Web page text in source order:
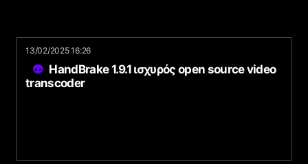
13/02/2025 16:26
HandBrake 1.9.1 ισχυρός open source video
transcoder